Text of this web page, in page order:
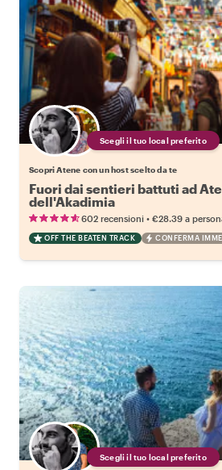
Scegli il tuo local preferito
Scopri Atene con un host scelto da te
Fuori dai sentieri battuti ad
dell'Akadimia
602 recensioni • €28.39 a
OFF THE BEATEN TRACK CONFERMA
Scegli il tuo local preferito